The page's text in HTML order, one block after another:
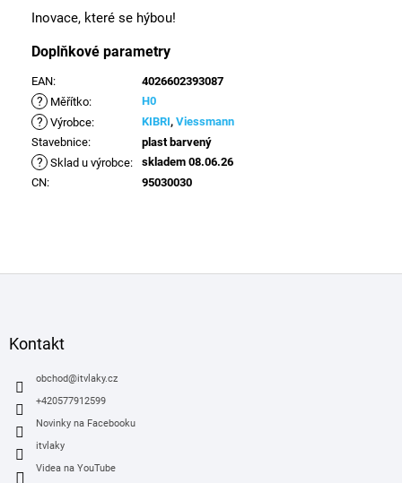
Inovace, které se hýbou!
Doplňkové parametry
EAN: 4026602393087
? Měřítko: H0
? Výrobce: KIBRI, Viessmann
Stavebnice: plast barvený
? Sklad u výrobce:
skladem 08.06.26
CN: 95030030
Kontakt
obchod@itvlaky.cz
+420577912599
Novinky na Facebooku
itvlaky
Videa na YouTube